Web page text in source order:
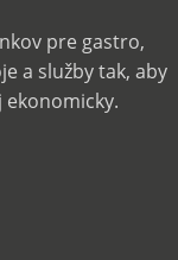
pre gastro,
a služby tak, aby
ekonomicky.